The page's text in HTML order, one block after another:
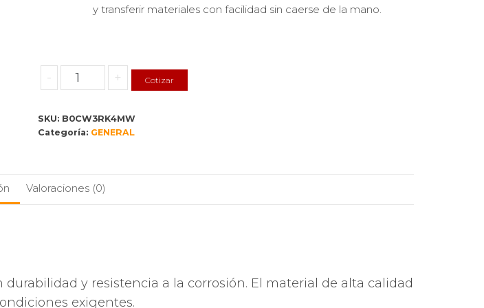
y transferir materiales con facilidad sin caerse de la mano.
-
Pinzas
dentadas
precisión,
alicates
puntas
largo,
hechas
+ Cotizar
SKU: B0CW3RK4MW
Categoría: GENERAL
Valoraciones (0)
y resistencia a la corrosión. El material de alta calidad
exigentes.